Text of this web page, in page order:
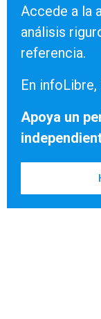
Accede a la
análisis
referencia.
En
Apoya un